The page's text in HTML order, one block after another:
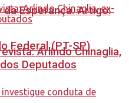
da Esperança. Artigo:
Federal (PT-SP)
Arlindo Chinaglia,
Deputados